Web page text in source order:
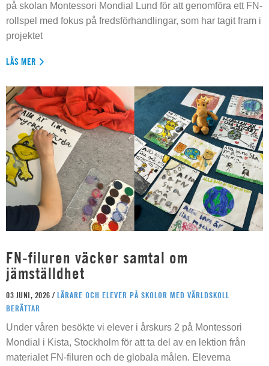
på skolan Montessori Mondial Lund för att genomföra ett FN-
rollspel med fokus på fredsförhandlingar, som har tagit fram i
projektet
LÄS MER
FN-filuren väcker samtal om
jämställdhet
03 JUNI, 2026 / LÄRARE OCH ELEVER PÅ SKOLOR MED VÄRLDSKOLL
BERÄTTAR
Under våren besökte vi elever i årskurs 2 på Montessori
Mondial i Kista, Stockholm för att ta del av en lektion från
materialet FN-filuren och de globala målen. Eleverna